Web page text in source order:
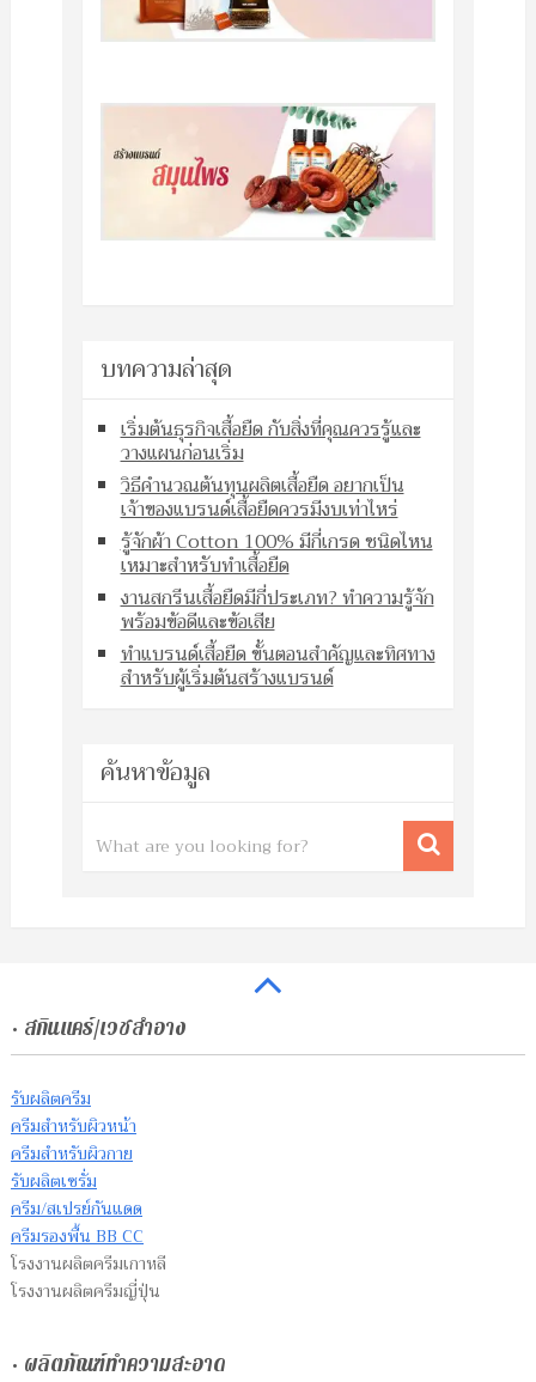
บทความล่าสุด
เริ่มต้นธุรกิจเสื้อยืด กับสิ่งที่คุณควรรู้และ
วางแผนก่อนเริ่ม
วิธีคำนวณต้นทุนผลิตเสื้อยืด อยากเป็น
เจ้าของแบรนด์เสื้อยืดควรมีงบเท่าไหร่
รู้จักผ้า Cotton 100% มีกี่เกรด ชนิดไหน
เหมาะสำหรับทำเสื้อยืด
งานสกรีนเสื้อยืดมีกี่ประเภท? ทำความรู้จัก
พร้อมข้อดีและข้อเสีย
ทำแบรนด์เสื้อยืด ขั้นตอนสำคัญและทิศทาง
สำหรับผู้เริ่มต้นสร้างแบรนด์
ค้นหาข้อมูล
• สกินแคร์/เวชสำอาง
รับผลิตครีม
ครีมสำหรับผิวหน้า
ครีมสำหรับผิวกาย
รับผลิตเซรั่ม
ครีม/สเปรย์กันแดด
ครีมรองพื้น BB CC
โรงงานผลิตครีมเกาหลี
โรงงานผลิตครีมญี่ปุ่น
• ผลิตภัณฑ์ทำความสะอาด